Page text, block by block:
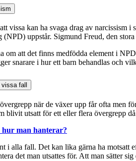
vissa kan ha svaga drag av narcissism
(NPD) uppstår. Sigmund Freud, den
om att det finns medfödda element i
snarare i hur ett barn behandlas och
fall
när de växer upp får ofta men
blivit utsatt för ett eller flera övergrepp
hur man hanterar?
i alla fall. Det kan lika gärna ha
det man utsattes för. Att man sätter